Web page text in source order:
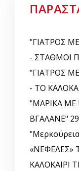
"ΓΙΑΤΡΟΣ
- ΣΤΑΘΜΟΙ
"ΓΙΑΤΡΟΣ
- ΤΟ
"ΜΑΡΙΚΑ ΜΕ
ΒΓΑΛΑΝΕ"
«ΝΕΦΕΛΕΣ»
ΚΑΛΟΚΑΙΡΙ